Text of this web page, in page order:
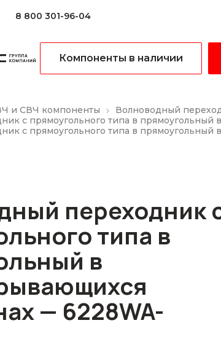
8 800 301-96-04
Компоненты в наличии
и СВЧ компоненты
Волноводный
с прямоугольного типа в
с прямоугольного типа в
переходник
типа в
в
— 6228WA-